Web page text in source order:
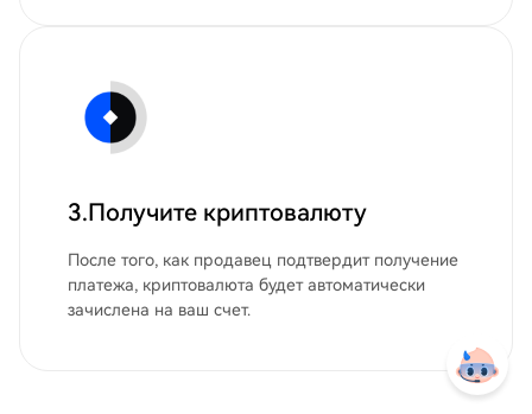
3.Получите криптовалюту
После того, как продавец подтвердит получение
платежа, криптовалюта будет автоматически
зачислена на ваш счет.